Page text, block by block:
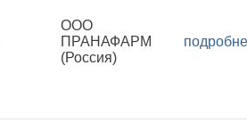
ООО
ПРАНАФАРМ
(Россия)